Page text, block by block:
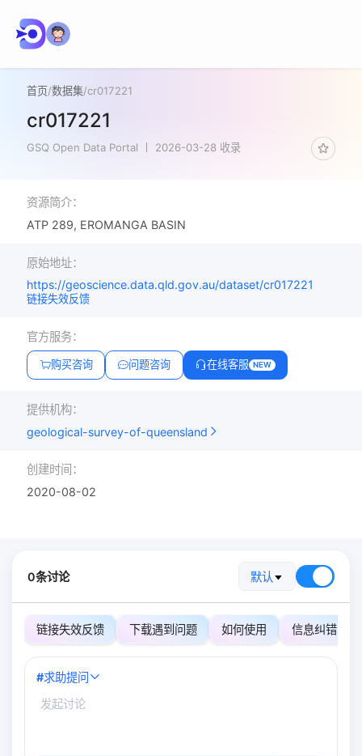
首页/数据集/cr017221
cr017221
GSQ Open Data Portal 2026-03-28 收录
资源简介：
ATP 289, EROMANGA BASIN
原始地址：
https://geoscience.data.qld.gov.au/dataset/cr017221
链接失效反馈
官方服务：
购买咨询 问题咨询 在线客服 NEW
提供机构：
geological-survey-of-queensland
创建时间：
2020-08-02
0条讨论 默认
链接失效反馈 下载遇到问题 如何使用 信息纠错
#求助提问